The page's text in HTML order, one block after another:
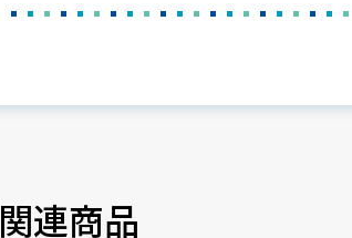
関連商品